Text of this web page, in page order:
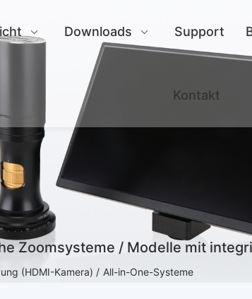
Downloads Support
Kontakt
Zoomsysteme / Modelle mit
(HDMI-Kamera) / All-in-One-Systeme